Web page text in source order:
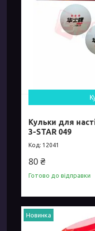
Кульки для
3-STAR 049
12041
80 ₴
Готово до відправки
Новинка